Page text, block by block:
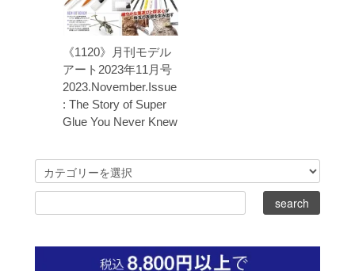
《1120》月刊モデル
アート2023年11月号
2023.November.Issue
: The Story of Super
Glue You Never Knew